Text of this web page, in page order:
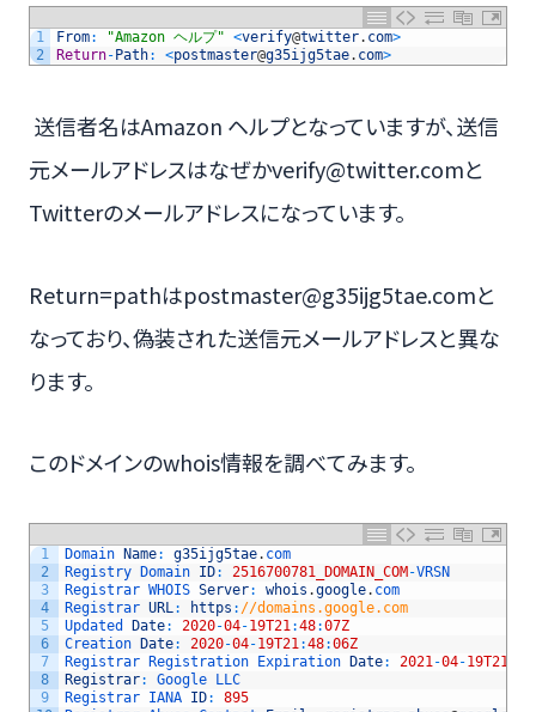
1
2
From: "Amazon ヘルプ" <verify@twitter. com>
Return- Path: <postmaster@g35ijg5tae. com>
送信者名はAmazon ヘルプとなっていますが、送信
元メールアドレスはなぜかverify@twitter.comと
Twitterのメールアドレスになっています。
Return=pathはpostmaster@g35ijg5tae.comと
なっており、偽装された送信元メールアドレスと異な
ります。
このドメインのwhois情報を調べてみます。
1
2
3
4
5
6
7
8
9
Domain Name: g35ijg5tae. com
Registry Domain ID: 2516700781_DOMAIN_COM-VRSN
Registrar WHOIS Server: whois .google. com
Registrar URL : https : //domains.google.com
Updated Date: 2020-04-19T21 :48:07Z
Creation Date: 2020-04-19T21 :48:06Z
Registrar Registration Expiration Date: 2021 -04-19T21
Registrar: Google LLC
Registrar IANA ID:
895